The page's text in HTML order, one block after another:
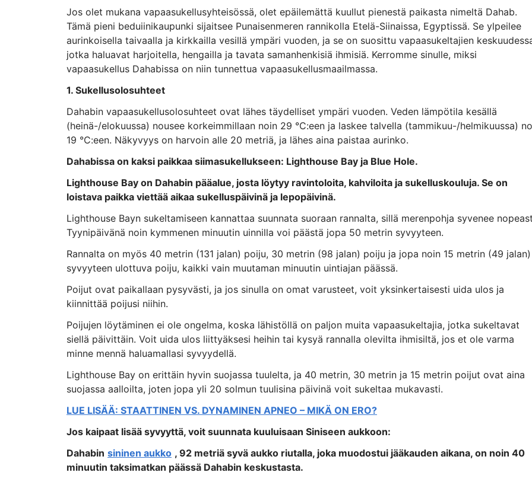
Jos olet mukana vapaasukellusyhteisössä, olet epäilemättä kuullut pienestä paikasta nimeltä Dahab.
Tämä pieni beduiinikaupunki sijaitsee Punaisenmeren rannikolla Etelä-Siinaissa, Egyptissä. Se ylpeilee
aurinkoisella taivaalla ja kirkkailla vesillä ympäri vuoden, ja se on suosittu vapaasukeltajien
jotka haluavat harjoitella, hengailla ja tavata samanhenkisiä ihmisiä. Kerromme sinulle, miksi
vapaasukellus Dahabissa on niin tunnettua vapaasukellusmaailmassa.
1. Sukellusolosuhteet
Dahabin vapaasukellusolosuhteet ovat lähes täydelliset ympäri vuoden. Veden lämpötila kesällä
(heinä-/elokuussa) nousee korkeimmillaan noin 29 °C:een ja laskee talvella (tammikuu-/helmikuussa)
19 °C:een. Näkyvyys on harvoin alle 20 metriä, ja lähes aina paistaa aurinko.
Dahabissa on kaksi paikkaa siimasukellukseen: Lighthouse Bay ja Blue Hole.
Lighthouse Bay on Dahabin pääalue, josta löytyy ravintoloita, kahviloita ja sukelluskouluja. Se on
loistava paikka viettää aikaa sukelluspäivinä ja lepopäivinä.
Lighthouse Bayn sukeltamiseen kannattaa suunnata suoraan rannalta, sillä merenpohja syvenee
Tyynipäivänä noin kymmenen minuutin uinnilla voi päästä jopa 50 metrin syvyyteen.
Rannalta on myös 40 metrin (131 jalan) poiju, 30 metrin (98 jalan) poiju ja jopa noin 15 metrin (49 jalan)
syvyyteen ulottuva poiju, kaikki vain muutaman minuutin uintiajan päässä.
Poijut ovat paikallaan pysyvästi, ja jos sinulla on omat varusteet, voit yksinkertaisesti uida ulos ja
kiinnittää poijusi niihin.
Poijujen löytäminen ei ole ongelma, koska lähistöllä on paljon muita vapaasukeltajia, jotka sukeltavat
siellä päivittäin. Voit uida ulos liittyäksesi heihin tai kysyä rannalla olevilta ihmisiltä, jos et ole varma
minne mennä haluamallasi syvyydellä.
Lighthouse Bay on erittäin hyvin suojassa tuulelta, ja 40 metrin, 30 metrin ja 15 metrin poijut ovat aina
suojassa aalloilta, joten jopa yli 20 solmun tuulisina päivinä voit sukeltaa mukavasti.
LUE LISÄÄ: STAATTINEN VS. DYNAMINEN APNEO – MIKÄ ON ERO?
Jos kaipaat lisää syvyyttä, voit suunnata kuuluisaan Siniseen aukkoon:
Dahabin sininen aukko , 92 metriä syvä aukko riutalla, joka muodostui jääkauden aikana, on noin 40
minuutin taksimatkan päässä Dahabin keskustasta.